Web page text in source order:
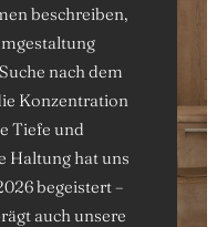
beschreiben,
nach dem
Konzentration
Tiefe und
Haltung hat uns
begeistert –
auch unsere